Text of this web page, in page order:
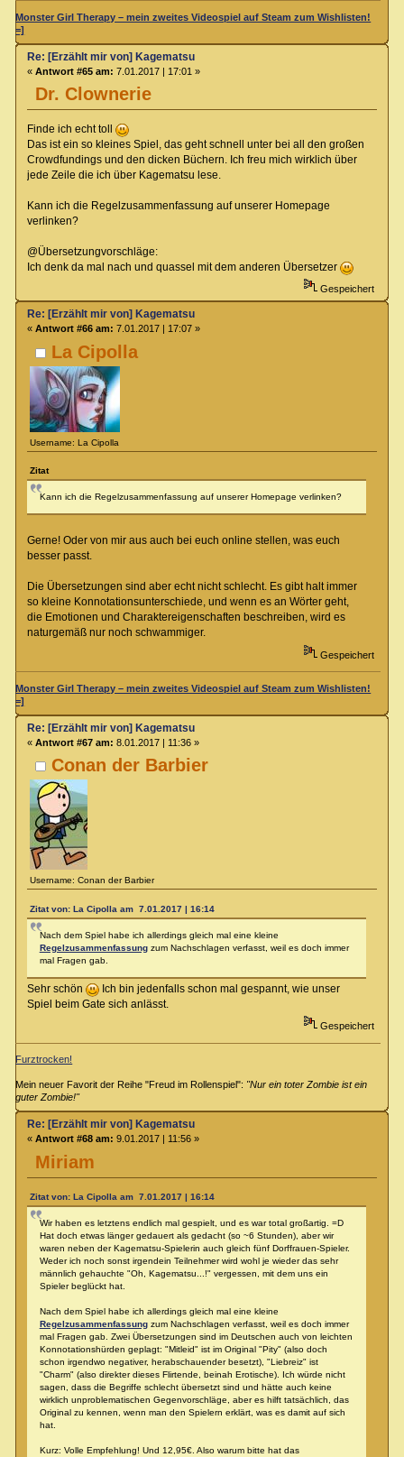
Monster Girl Therapy – mein zweites Videospiel auf Steam zum Wishlisten!
=]
Dr. Clownerie
Re: [Erzählt mir von] Kagematsu
« Antwort #65 am: 7.01.2017 | 17:01 »
Finde ich echt toll
Das ist ein so kleines Spiel, das geht schnell unter bei all den großen
Crowdfundings und den dicken Büchern. Ich freu mich wirklich über
jede Zeile die ich über Kagematsu lese.
Kann ich die Regelzusammenfassung auf unserer Homepage
verlinken?
@Übersetzungvorschläge:
Ich denk da mal nach und quassel mit dem anderen Übersetzer
Gespeichert
La Cipolla
Username: La Cipolla
Re: [Erzählt mir von] Kagematsu
« Antwort #66 am: 7.01.2017 | 17:07 »
Zitat
Kann ich die Regelzusammenfassung auf unserer Homepage verlinken?
Gerne! Oder von mir aus auch bei euch online stellen, was euch
besser passt.
Die Übersetzungen sind aber echt nicht schlecht. Es gibt halt immer
so kleine Konnotationsunterschiede, und wenn es an Wörter geht,
die Emotionen und Charaktereigenschaften beschreiben, wird es
naturgemäß nur noch schwammiger.
Gespeichert
Monster Girl Therapy – mein zweites Videospiel auf Steam zum Wishlisten!
=]
Conan der Barbier
Username: Conan der Barbier
Re: [Erzählt mir von] Kagematsu
« Antwort #67 am: 8.01.2017 | 11:36 »
Zitat von: La Cipolla am 7.01.2017 | 16:14
Nach dem Spiel habe ich allerdings gleich mal eine kleine
Regelzusammenfassungzum Nachschlagen verfasst, weil es doch immer
mal Fragen gab.
Sehr schön
Ich bin jedenfalls schon mal gespannt, wie unser
Spiel beim Gate sich anlässt.
Gespeichert
Furztrocken!
Mein neuer Favorit der Reihe "Freud im Rollenspiel": "Nur ein toter Zombie ist ein
guter Zombie!"
Miriam
Re: [Erzählt mir von] Kagematsu
« Antwort #68 am: 9.01.2017 | 11:56 »
Zitat von: La Cipolla am 7.01.2017 | 16:14
Wir haben es letztens endlich mal gespielt, und es war total großartig. =D
Hat doch etwas länger gedauert als gedacht (so ~6 Stunden), aber wir
waren neben der Kagematsu-Spielerin auch gleich fünf Dorffrauen-Spieler.
Weder ich noch sonst irgendein Teilnehmer wird wohl je wieder das sehr
männlich gehauchte "Oh, Kagematsu...!" vergessen, mit dem uns ein
Spieler beglückt hat.
Nach dem Spiel habe ich allerdings gleich mal eine kleine
Regelzusammenfassungzum Nachschlagen verfasst, weil es doch immer
mal Fragen gab. Zwei Übersetzungen sind im Deutschen auch von leichten
Konnotationshürden geplagt: "Mitleid" ist im Original "Pity" (also doch
schon irgendwo negativer, herabschauender besetzt), "Liebreiz" ist
"Charm" (also direkter dieses Flirtende, beinah Erotische). Ich würde nicht
sagen, dass die Begriffe schlecht übersetzt sind und hätte auch keine
wirklich unproblematischen Gegenvorschläge, aber es hilft tatsächlich, das
Original zu kennen, wenn man den Spielern erklärt, was es damit auf sich
hat.
Kurz: Volle Empfehlung! Und 12,95€. Also warum bitte hat das